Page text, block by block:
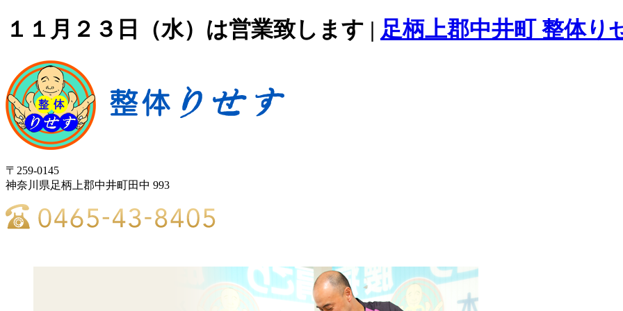
１１月２３日（水）は営業致します | 足柄上郡中井町 整体り
〒259-0145
神奈川県足柄上郡中井町田中 993